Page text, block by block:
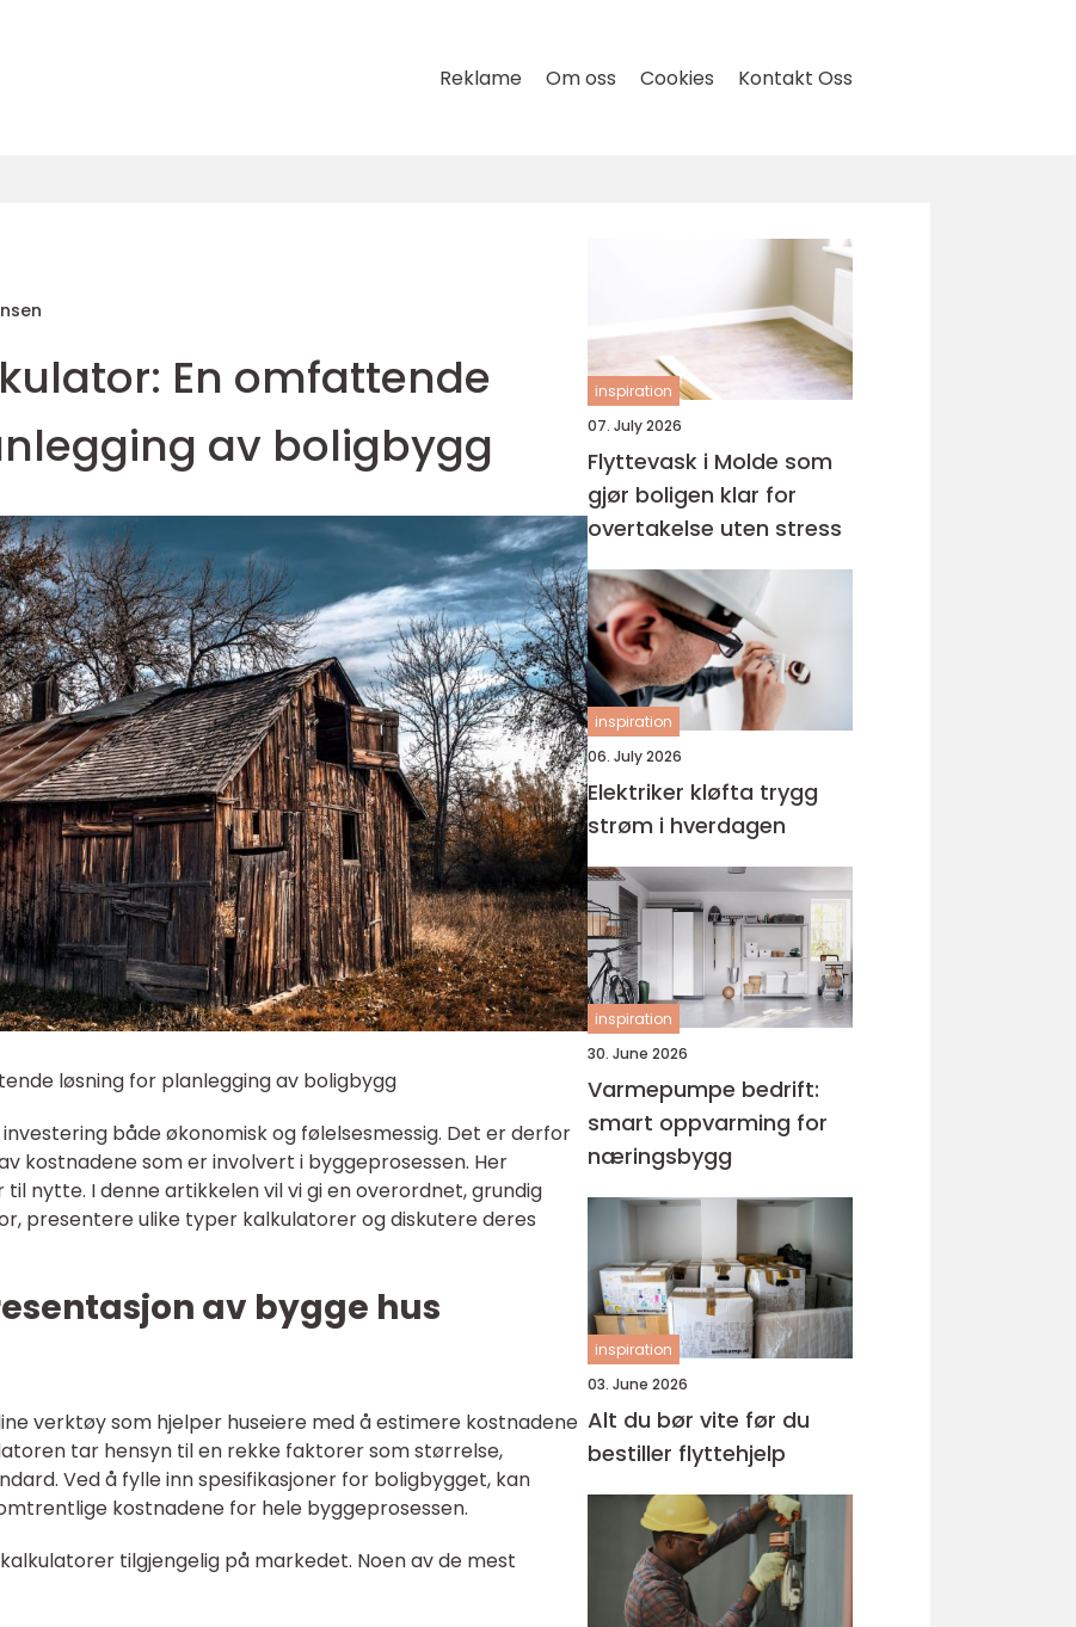
Reklame Om oss Cookies Kontakt Oss
En omfattende
av boligbygg
løsning for planlegging av boligbygg
både økonomisk og følelsesmessig. Det er derfor
kostnadene som er involvert i byggeprosessen. Her
nytte. I denne artikkelen vil vi gi en overordnet, grundig
presentere ulike typer kalkulatorer og diskutere deres
av bygge hus
verktøy som hjelper huseiere med å estimere kostnadene
tar hensyn til en rekke faktorer som størrelse,
Ved å fylle inn spesifikasjoner for boligbygget, kan
kostnadene for hele byggeprosessen.
tilgjengelig på markedet. Noen av de mest
inspiration
07. July 2026
Flyttevask i Molde som
gjør boligen klar for
overtakelse uten stress
inspiration
06. July 2026
Elektriker kløfta trygg
strøm i hverdagen
inspiration
30. June 2026
Varmepumpe bedrift:
smart oppvarming for
næringsbygg
inspiration
03. June 2026
Alt du bør vite før du
bestiller flyttehjelp